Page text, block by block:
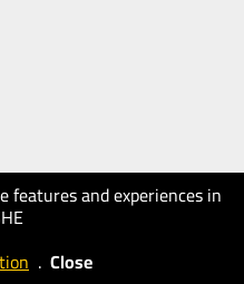
features and experiences in
. Close